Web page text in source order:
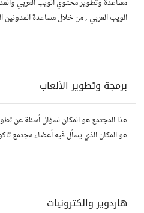
مساعدة وتطوير محتوي الويب العربي
الويب العربي , من خلال مساعدة المدونين
برمجة وتطوير الألعاب
هذا المجتمع هو المكان لسؤال أسئلة عن
هو المكان الذي يسأل فيه أعضاء مجتمع
هاردوير والكترونيات